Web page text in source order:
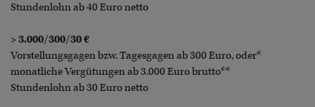
Stundenlohn ab 40 Euro netto
> 3.000/300/30 €
Vorstellungsgagen bzw. Tagesgagen ab 300 Euro, oder*
monatliche Vergütungen ab 3.000 Euro brutto**
Stundenlohn ab 30 Euro netto